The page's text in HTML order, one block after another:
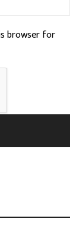
browser for